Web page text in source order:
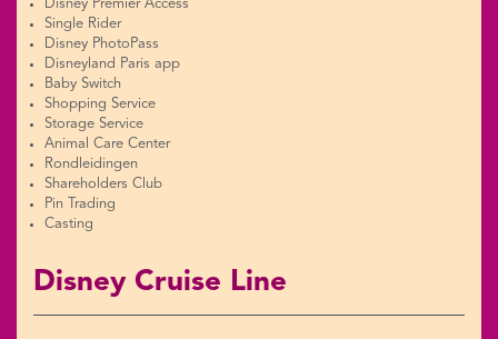
Disney Premier Access
Single Rider
Disney PhotoPass
Disneyland Paris app
Baby Switch
Shopping Service
Storage Service
Animal Care Center
Rondleidingen
Shareholders Club
Pin Trading
Casting
Disney Cruise Line